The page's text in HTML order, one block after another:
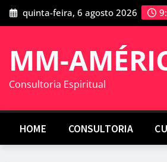
Skip
to
quinta-feira, 6 agosto 2026
MM-
Consultoria Espiritual
HOME CONSULTORIA